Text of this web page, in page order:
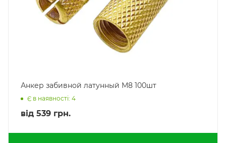
Анкер забивной латунный М8 100шт
Є в наявності: 4
від 539 грн.